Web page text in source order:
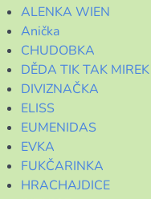
ALENKA WIEN
Anička
CHUDOBKA
DĚDA TIK TAK MIREK
DIVIZNAČKA
ELISS
EUMENIDAS
EVKA
FUKČARINKA
HRACHAJDICE